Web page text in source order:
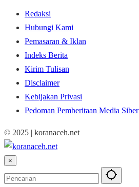
Redaksi
Hubungi Kami
Pemasaran & Iklan
Indeks Berita
Kirim Tulisan
Disclaimer
Kebijakan Privasi
Pedoman Pemberitaan Media Siber
© 2025 | koranaceh.net
×